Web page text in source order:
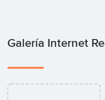
Galería Internet